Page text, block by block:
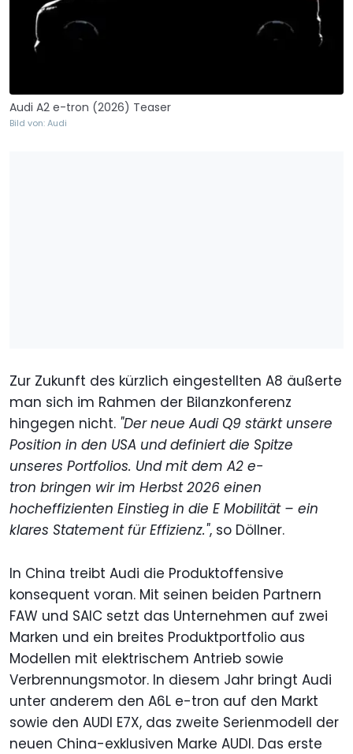
Audi A2 e-tron (2026) Teaser
Bild von: Audi
Zur Zukunft des kürzlich eingestellten A8 äußerte
man sich im Rahmen der Bilanzkonferenz
hingegen nicht. "Der neue Audi Q9 stärkt unsere
Position in den USA und definiert die Spitze
unseres Portfolios. Und mit dem A2 e-
tron bringen wir im Herbst 2026 einen
hocheffizienten Einstieg in die E Mobilität – ein
klares Statement für Effizienz.", so Döllner.
In China treibt Audi die Produktoffensive
konsequent voran. Mit seinen beiden Partnern
FAW und SAIC setzt das Unternehmen auf zwei
Marken und ein breites Produktportfolio aus
Modellen mit elektrischem Antrieb sowie
Verbrennungsmotor. In diesem Jahr bringt Audi
unter anderem den A6L e-tron auf den Markt
sowie den AUDI E7X, das zweite Serienmodell der
neuen China-exklusiven Marke AUDI. Das erste